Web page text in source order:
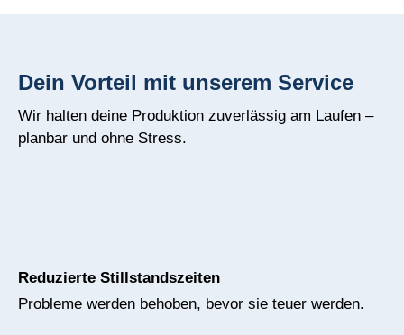
Dein Vorteil mit unserem Service
Wir halten deine Produktion zuverlässig am Laufen –
planbar und ohne Stress.
Reduzierte Stillstandszeiten
Probleme werden behoben, bevor sie teuer werden.